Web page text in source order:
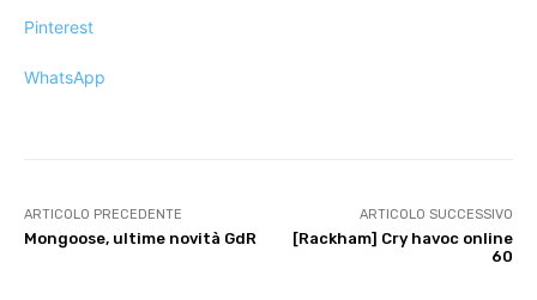
Pinterest
WhatsApp
ARTICOLO PRECEDENTE
Mongoose, ultime novità GdR
ARTICOLO SUCCESSIVO
[Rackham] Cry havoc online
60